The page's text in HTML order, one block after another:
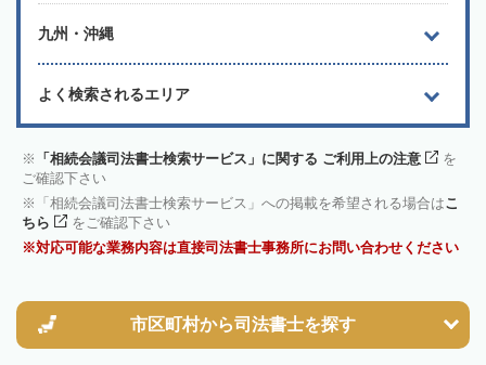
九州・沖縄
よく検索されるエリア
「相続会議司法書士検索サービス」に関する ご利用上の注意
を
ご確認下さい
「相続会議司法書士検索サービス」への掲載を希望される場合はこ
ちら
をご確認下さい
対応可能な業務内容は直接司法書士事務所にお問い合わせください
市区町村から司法書士を探す